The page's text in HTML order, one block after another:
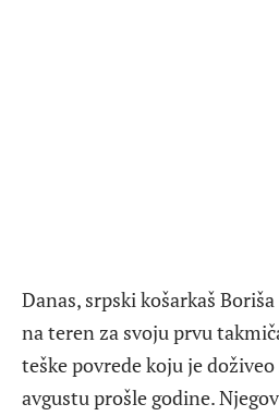
Danas, srpski košarkaš
na teren za svoju prvu
teške povrede koju je
avgustu prošle godine.